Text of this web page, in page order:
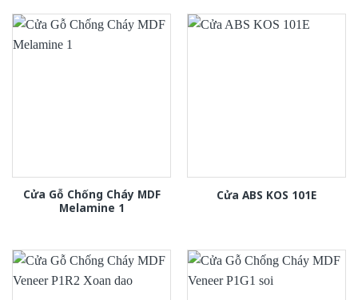
Cửa Gỗ Chống Cháy MDF
Melamine 1
Cửa ABS KOS 101E